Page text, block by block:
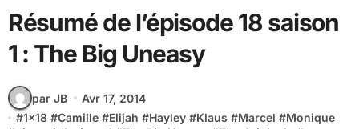
Résumé de l’épisode 18 saison
1 : The Big Uneasy
par JB
Avr 17, 2014
#1x18 #Camille #Elijah #Hayley #Klaus #Marcel #Monique